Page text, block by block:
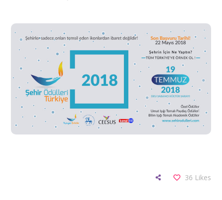
36 Likes